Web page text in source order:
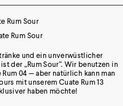
Rum Sour
und ein unverwüstlicher
der „Rum Sour“. Wir benutzen in
Rum 04 — aber natürlich kann man
mit unseremCuate Rum 13
haben möchte!